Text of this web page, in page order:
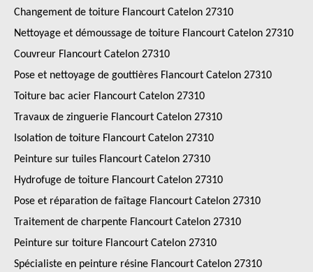
Changement de toiture Flancourt Catelon 27310
Nettoyage et démoussage de toiture Flancourt Catelon 27310
Couvreur Flancourt Catelon 27310
Pose et nettoyage de gouttières Flancourt Catelon 27310
Toiture bac acier Flancourt Catelon 27310
Travaux de zinguerie Flancourt Catelon 27310
Isolation de toiture Flancourt Catelon 27310
Peinture sur tuiles Flancourt Catelon 27310
Hydrofuge de toiture Flancourt Catelon 27310
Pose et réparation de faîtage Flancourt Catelon 27310
Traitement de charpente Flancourt Catelon 27310
Peinture sur toiture Flancourt Catelon 27310
Spécialiste en peinture résine Flancourt Catelon 27310